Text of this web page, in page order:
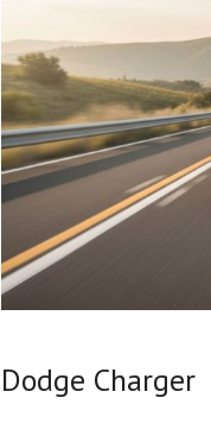
Dodge Charger